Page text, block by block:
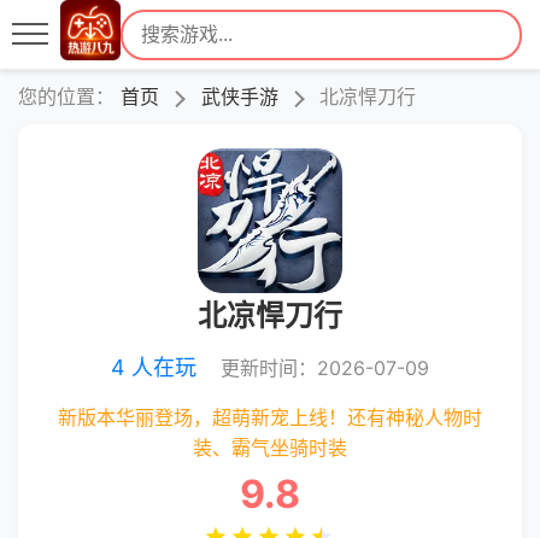
您的位置： 首页 武侠手游 北凉悍刀行
北凉悍刀行
4 人在玩 更新时间：2026-07-09
新版本华丽登场，超萌新宠上线！还有神秘人物时
装、霸气坐骑时装
9.8